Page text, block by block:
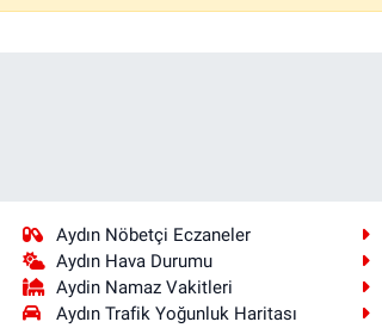
Aydın Nöbetçi Eczaneler
Aydın Hava Durumu
Aydin Namaz Vakitleri
Aydın Trafik Yoğunluk Haritası